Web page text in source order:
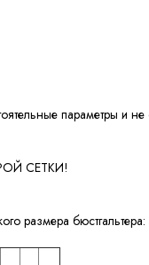
параметры и
СЕТКИ!
размера бюстгальтера:
-10% на